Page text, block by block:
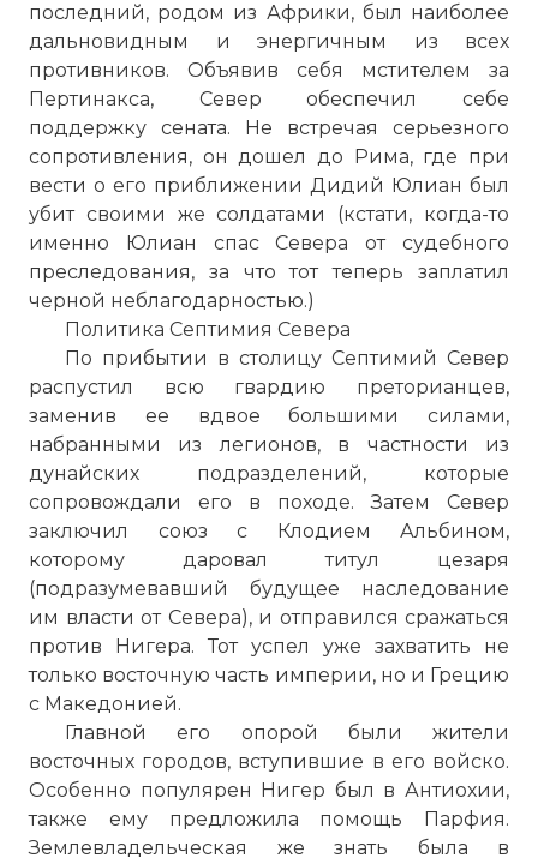
последний, родом из Африки, был наиболее
дальновидным и энергичным из всех
противников. Объявив себя мстителем за
Пертинакса, Север обеспечил себе
поддержку сената. Не встречая серьезного
сопротивления, он дошел до Рима, где при
вести о его приближении Дидий Юлиан был
убит своими же солдатами (кстати, когда-то
именно Юлиан спас Севера от судебного
преследования, за что тот теперь заплатил
черной неблагодарностью.)
Политика Септимия Севера
По прибытии в столицу Септимий Север
распустил всю гвардию преторианцев,
заменив ее вдвое большими силами,
набранными из легионов, в частности из
дунайских подразделений, которые
сопровождали его в походе. Затем Север
заключил союз с Клодием Альбином,
которому даровал титул цезаря
(подразумевавший будущее наследование
им власти от Севера), и отправился сражаться
против Нигера. Тот успел уже захватить не
только восточную часть империи, но и Грецию
с Македонией.
Главной его опорой были жители
восточных городов, вступившие в его войско.
Особенно популярен Нигер был в Антиохии,
также ему предложила помощь Парфия.
Землевладельческая же знать была в